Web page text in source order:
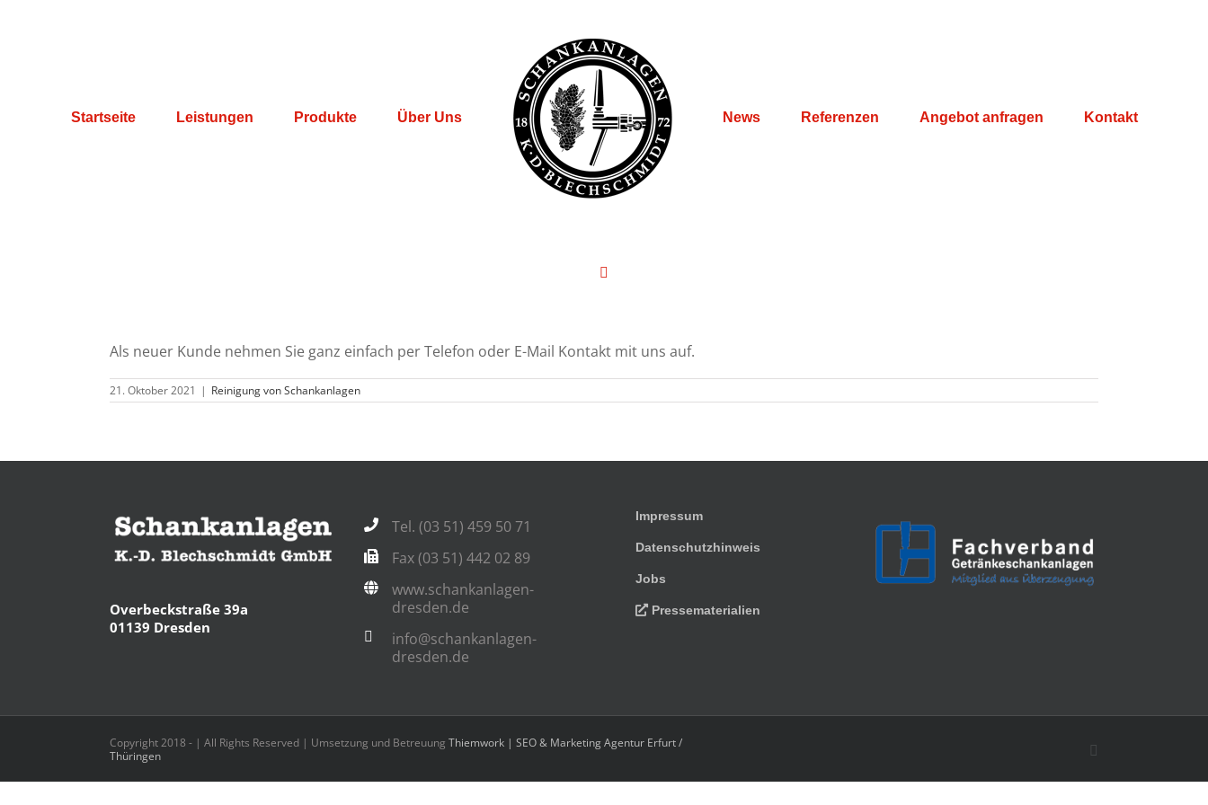
Startseite Leistungen Produkte Über Uns News Referenzen Angebot anfragen Kontakt
Als neuer Kunde nehmen Sie ganz einfach per Telefon oder E-Mail Kontakt mit uns auf.
21. Oktober 2021 | Reinigung von Schankanlagen
Overbeckstraße 39a
01139 Dresden
Tel. (03 51) 459 50 71
Fax (03 51) 442 02 89
www.schankanlagen-
dresden.de
info@schankanlagen-
dresden.de
Impressum
Datenschutzhinweis
Jobs
Pressematerialien
Copyright 2018 - | All Rights Reserved | Umsetzung und Betreuung Thiemwork | SEO & Marketing Agentur Erfurt /
Thüringen